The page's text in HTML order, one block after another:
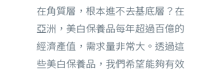
在角質層，根本進不去基底層？在
亞洲，美白保養品每年超過百億的
經濟產值，需求量非常大。透過這
些美白保養品，我們希望能夠有效